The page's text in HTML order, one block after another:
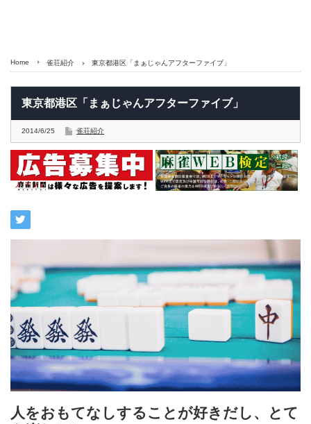
Home 雀荘紹介 東京都港区「まぁじゃんアフターファイブ」
東京都港区「まぁじゃんアフターファイブ」
2014/6/25 雀荘紹介
人をおもてなしすることが好きだし、とて